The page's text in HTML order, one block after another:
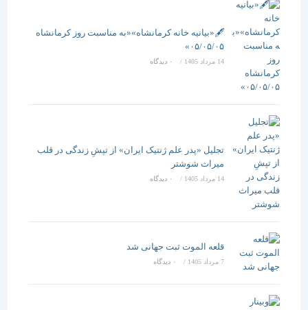
🖋️«بیانیه خانه کرمانشاه»«به مناسبت روز کرمانشاه
۰۵/۰۵/۰۵»
/ ۰ دیدگاه
تجلیل «پدر علم ژنتیک ایران» از تپشِ زندگی در قلب
میراث شوشتر
14 مرداد 1405 / ۰ دیدگاه
قلعه الموت ثبت جهانی شد
/ ۰ دیدگاه